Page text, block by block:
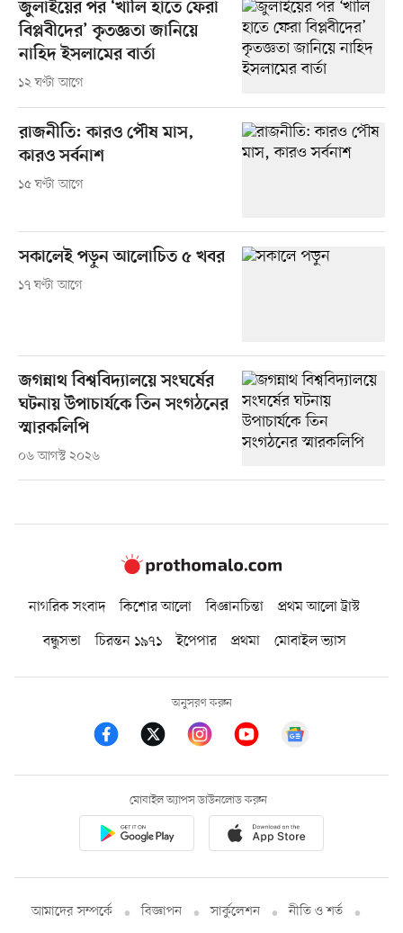
জুলাইয়ের পর ‘খালি হাতে ফেরা
বিপ্লবীদের’ কৃতজ্ঞতা জানিয়ে
নাহিদ ইসলামের বার্তা
১২ ঘণ্টা আগে
রাজনীতি: কারও পৌষ মাস,
কারও সর্বনাশ
১৫ ঘণ্টা আগে
সকালেই পড়ুন আলোচিত ৫ খবর
১৭ ঘণ্টা আগে
জগন্নাথ বিশ্ববিদ্যালয়ে সংঘর্ষের
ঘটনায় উপাচার্যকে তিন সংগঠনের
স্মারকলিপি
০৬ আগস্ট ২০২৬
নাগরিক সংবাদ কিশোর আলো বিজ্ঞানচিন্তা
প্রথম আলো ট্রাস্ট
বন্ধুসভা
চিরন্তন ১৯৭১ ইপেপার প্রথমা মোবাইল ভ্যাস
অনুসরণ করুন
মোবাইল অ্যাপস ডাউনলোড করুন
আমাদের সম্পর্কে বিজ্ঞাপন সার্কুলেশন নীতি ও শর্ত